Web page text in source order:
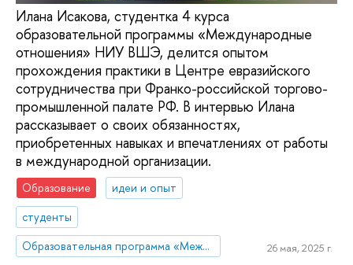
Илана Исакова, студентка 4 курса
образовательной программы «Международные
отношения» НИУ ВШЭ, делится опытом
прохождения практики в Центре евразийского
сотрудничества при Франко-российской торгово-
промышленной палате РФ. В интервью Илана
рассказывает о своих обязанностях,
приобретенных навыках и впечатлениях от работы
в международной организации.
Образование
идеи и опыт
студенты
Образовательная программа «Международные отношения»
26 мая, 2025 г.